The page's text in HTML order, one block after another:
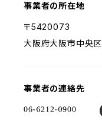
事業者の所在地
〒5420073
大阪府大阪市中央
事業者の連絡先